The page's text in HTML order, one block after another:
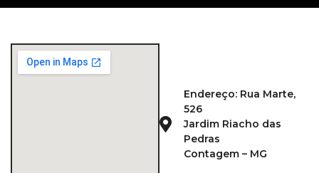
Endereço: Rua Marte,
526
Jardim Riacho das
Pedras
Contagem – MG